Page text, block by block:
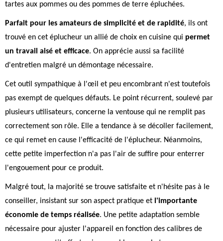
tartes aux pommes ou des pommes de terre épluchées.
Parfait pour les amateurs de simplicité et de rapidité, ils ont
trouvé en cet éplucheur un allié de choix en cuisine qui permet
un travail aisé et efficace. On apprécie aussi sa facilité
d'entretien malgré un démontage nécessaire.
Cet outil sympathique à l'œil et peu encombrant n'est toutefois
pas exempt de quelques défauts. Le point récurrent, soulevé par
plusieurs utilisateurs, concerne la ventouse qui ne remplit pas
correctement son rôle. Elle a tendance à se décoller facilement,
ce qui remet en cause l'efficacité de l'éplucheur. Néanmoins,
cette petite imperfection n'a pas l'air de suffire pour enterrer
l'engouement pour ce produit.
Malgré tout, la majorité se trouve satisfaite et n'hésite pas à le
conseiller, insistant sur son aspect pratique et l'importante
économie de temps réalisée. Une petite adaptation semble
nécessaire pour ajuster l'appareil en fonction des calibres de